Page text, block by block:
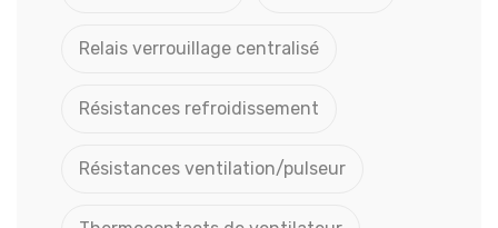
Relais verrouillage centralisé
Résistances refroidissement
Résistances ventilation/pulseur